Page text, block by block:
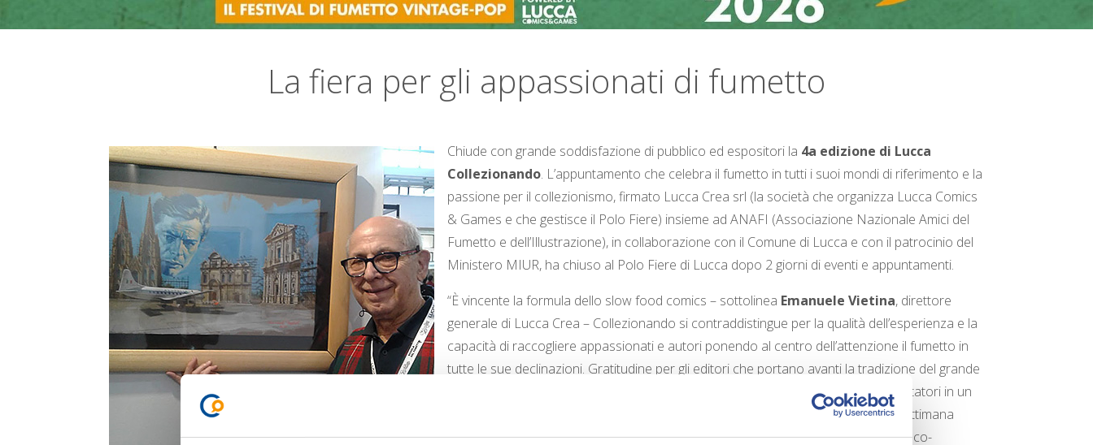
La fiera per gli appassionati di fumetto
Chiude con grande soddisfazione di pubblico ed espositori la 4a edizione di Lucca
Collezionando. L’appuntamento che celebra il fumetto in tutti i suoi mondi di riferimento e la
passione per il collezionismo, firmato Lucca Crea srl (la società che organizza Lucca Comics
& Games e che gestisce il Polo Fiere) insieme ad ANAFI (Associazione Nazionale Amici del
Fumetto e dell’Illustrazione), in collaborazione con il Comune di Lucca e con il patrocinio del
Ministero MIUR, ha chiuso al Polo Fiere di Lucca dopo 2 giorni di eventi e appuntamenti.
“È vincente la formula dello slow food comics – sottolinea Emanuele Vietina, direttore
generale di Lucca Crea – Collezionando si contraddistingue per la qualità dell’esperienza e la
capacità di raccogliere appassionati e autori ponendo al centro dell’attenzione il fumetto in
tutte le sue declinazioni. Gratitudine per gli editori che portano avanti la tradizione del grande
fumetto italiano, soddisfazione per le tante opportunità di scoperta offerte ai visitatori in un
luogo valorizzato, riscoperto e dotato di servizi efficienti in cui passare un fine settimana
all’insegna del senso di community offerto dalle associazioni del fumetto e del gioco-